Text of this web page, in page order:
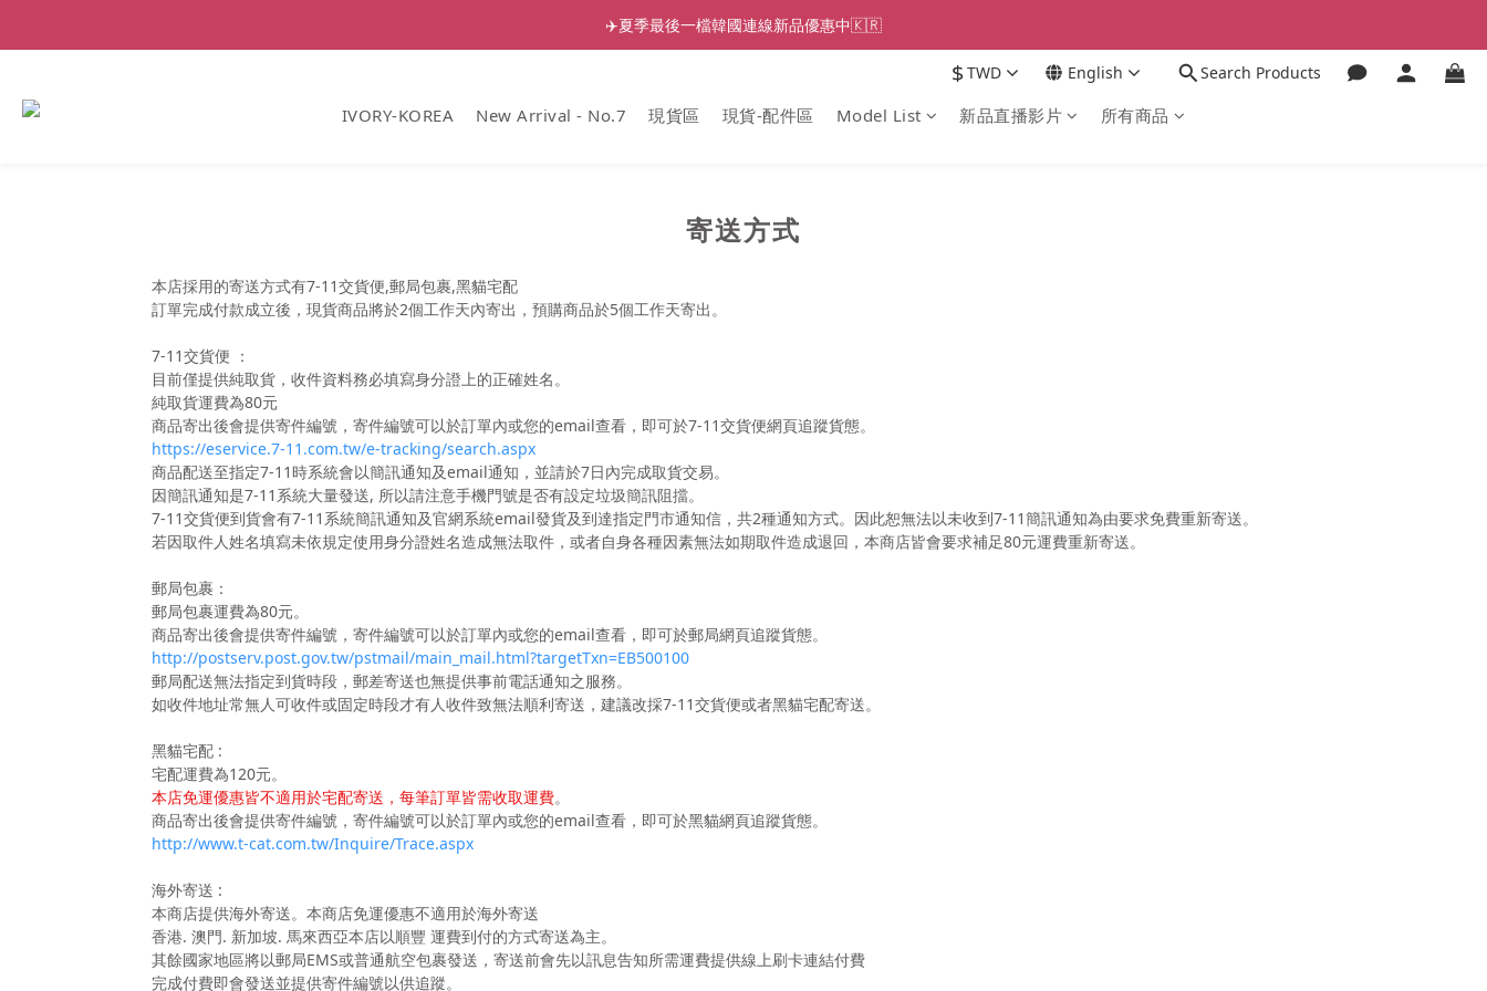
✈️夏季最後一檔韓國連線新品優惠中🇰🇷
$TWD English Search Products
IVORY-KOREA New Arrival - No.7 現貨區 現貨-配件區 Model List 新品直播影片 所有商品
寄送方式
本店採用的寄送方式有7-11交貨便,郵局包裹,黑貓宅配
訂單完成付款成立後，現貨商品將於2個工作天內寄出，預購商品於5個工作天寄出。
7-11交貨便 ：
目前僅提供純取貨，收件資料務必填寫身分證上的正確姓名。
純取貨運費為80元
商品寄出後會提供寄件編號，寄件編號可以於訂單內或您的email查看，即可於7-11交貨便網頁追蹤貨態。
https://eservice.7-11.com.tw/e-tracking/search.aspx
商品配送至指定7-11時系統會以簡訊通知及email通知，並請於7日內完成取貨交易。
因簡訊通知是7-11系統大量發送, 所以請注意手機門號是否有設定垃圾簡訊阻擋。
7-11交貨便到貨會有7-11系統簡訊通知及官網系統email發貨及到達指定門市通知信，共2種通知方式。因此恕無法以未收到7-11簡訊通知為由要求免費重新寄送。
若因取件人姓名填寫未依規定使用身分證姓名造成無法取件，或者自身各種因素無法如期取件造成退回，本商店皆會要求補足80元運費重新寄送。
郵局包裹：
郵局包裹運費為80元。
商品寄出後會提供寄件編號，寄件編號可以於訂單內或您的email查看，即可於郵局網頁追蹤貨態。
http://postserv.post.gov.tw/pstmail/main_mail.html?targetTxn=EB500100
郵局配送無法指定到貨時段，郵差寄送也無提供事前電話通知之服務。
如收件地址常無人可收件或固定時段才有人收件致無法順利寄送，建議改採7-11交貨便或者黑貓宅配寄送。
黑貓宅配 :
宅配運費為120元。
本店免運優惠皆不適用於宅配寄送，每筆訂單皆需收取運費。
商品寄出後會提供寄件編號，寄件編號可以於訂單內或您的email查看，即可於黑貓網頁追蹤貨態。
http://www.t-cat.com.tw/Inquire/Trace.aspx
海外寄送 :
本商店提供海外寄送。本商店免運優惠不適用於海外寄送
香港. 澳門. 新加坡. 馬來西亞本店以順豐 運費到付的方式寄送為主。
其餘國家地區將以郵局EMS或普通航空包裹發送，寄送前會先以訊息告知所需運費提供線上刷卡連結付費
完成付費即會發送並提供寄件編號以供追蹤。